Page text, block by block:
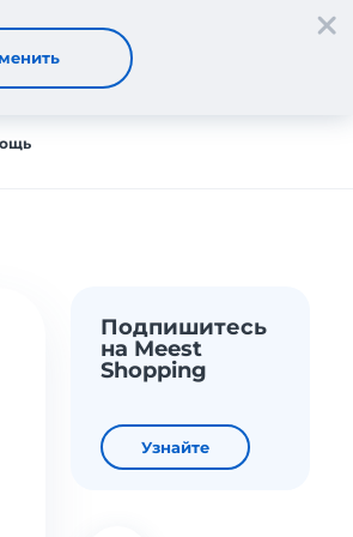
Подпишитесь
на Meest
Shopping
Узнайте